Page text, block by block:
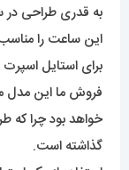
به قدری طراحی در
این ساعت را مناسب
برای استایل
فروش ما این مدل
خواهد بود چرا که
گذاشته است.